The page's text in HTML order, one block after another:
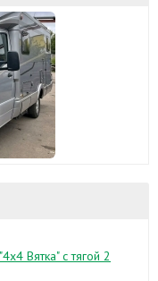
Вятка" с тягой 2